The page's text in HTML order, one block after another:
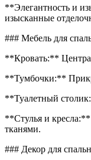
**Элегантность и
изысканные
### Мебель для
**Кровать:**
**Тумбочки:**
**Туалетный
**Стулья и
тканями.
### Декор для